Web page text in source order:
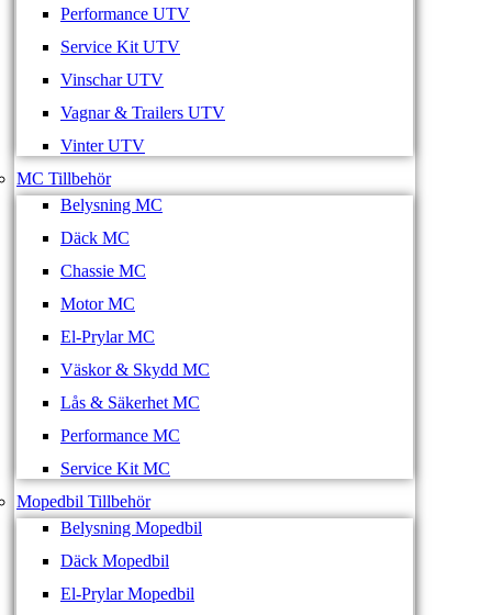
Performance UTV
Service Kit UTV
Vinschar UTV
Vagnar & Trailers UTV
Vinter UTV
MC Tillbehör
Belysning MC
Däck MC
Chassie MC
Motor MC
El-Prylar MC
Väskor & Skydd MC
Lås & Säkerhet MC
Performance MC
Service Kit MC
Mopedbil Tillbehör
Belysning Mopedbil
Däck Mopedbil
El-Prylar Mopedbil